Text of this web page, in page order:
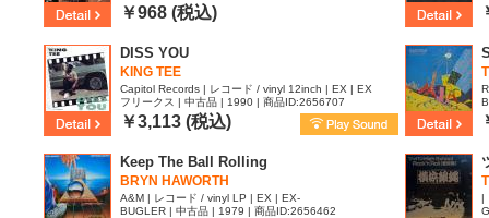
47
￥968 (税込)
DISS YOU
KING TEE
Capitol Records | レコード / vinyl 12inch | EX | EX
フリークス | 中古品 | 1990 | 商品ID:2656707
￥3,113 (税込)
Keep The Ball Rolling
BRYN HAWORTH
A&M | レコード / vinyl LP | EX | EX-
BUGLER | 中古品 | 1979 | 商品ID:2656462
|